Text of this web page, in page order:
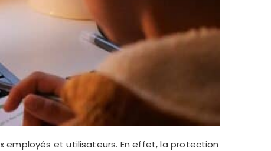
et utilisateurs. En effet, la protection